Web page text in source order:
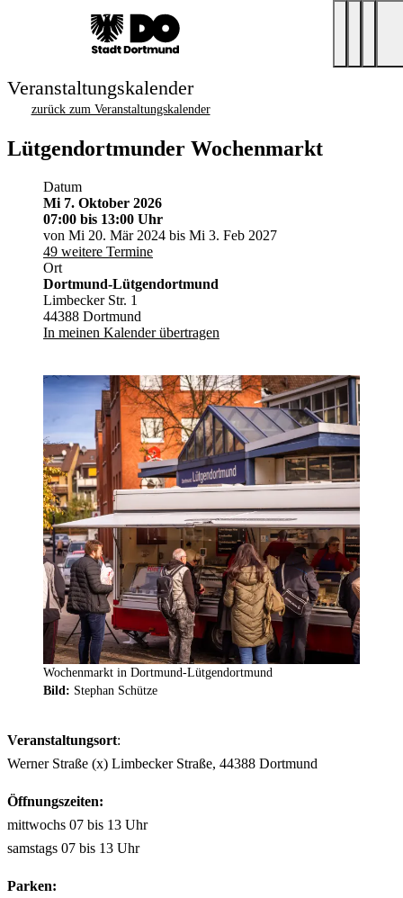
Veranstaltungskalender
zurück zum Veranstaltungskalender
Lütgendortmunder Wochenmarkt
Datum
Mi 7. Oktober 2026
07:00 bis 13:00 Uhr
von Mi 20. Mär 2024 bis Mi 3. Feb 2027
49 weitere Termine
Ort
Dortmund-Lütgendortmund
Limbecker Str. 1
44388 Dortmund
In meinen Kalender übertragen
Wochenmarkt in Dortmund-Lütgendortmund
Bild: Stephan Schütze
Veranstaltungsort:
Werner Straße (x) Limbecker Straße, 44388 Dortmund
Öffnungszeiten:
mittwochs 07 bis 13 Uhr
samstags 07 bis 13 Uhr
Parken: